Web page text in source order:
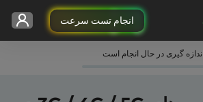
انجام تست سرعت
اندازه گیری در حال انجام است